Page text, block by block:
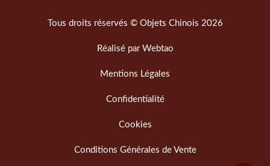
Tous droits réservés © Objets Chinois 2026
Réalisé par Webtao
Mentions Légales
Confidentialité
Cookies
Conditions Générales de Vente